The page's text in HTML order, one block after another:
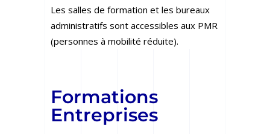
Les salles de formation et les bureaux
administratifs sont accessibles aux PMR
(personnes à mobilité réduite).
Formations
Entreprises